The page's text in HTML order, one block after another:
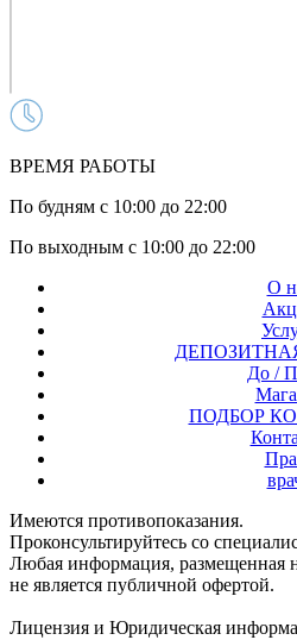
ВРЕМЯ РАБОТЫ
По будням с 10:00 до 22:00
По выходным с 10:00 до 22:00
О
До /
ПОДБОР
Имеются противопоказания.
Проконсультируйтесь со
Любая информация, размещенная
не является публичной офертой.
Лицензия и Юридическая